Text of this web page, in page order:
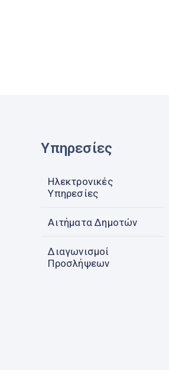
Υπηρεσίες
Ηλεκτρονικές
Υπηρεσίες
Αιτήματα Δημοτών
Διαγωνισμοί
Προσλήψεων